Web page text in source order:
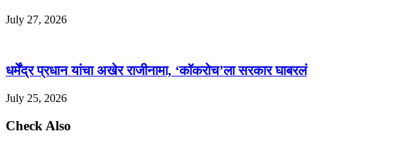
July 27, 2026
धर्मेंद्र प्रधान यांचा अखेर राजीनामा, ‘कॉकरोच’ला सरकार घाबरलं
July 25, 2026
Check Also